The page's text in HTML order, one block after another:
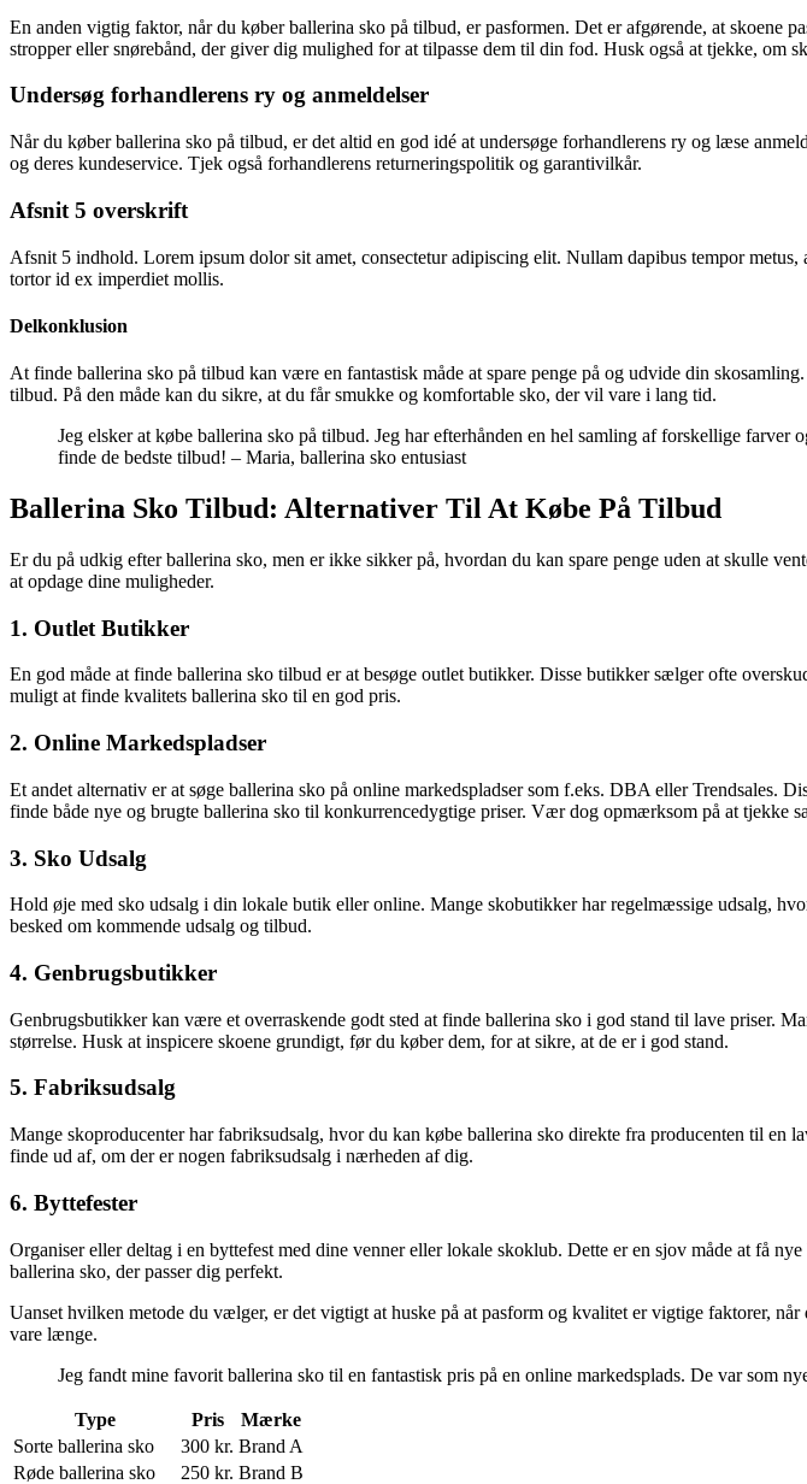
En anden vigtig faktor, når du køber ballerina sko på tilbud, er pasformen. Det er afgørende, at skoene
stropper eller snørebånd, der giver dig mulighed for at tilpasse dem til din fod. Husk også at tjekke, om
Undersøg forhandlerens ry og anmeldelser
Når du køber ballerina sko på tilbud, er det altid en god idé at undersøge forhandlerens ry og læse
og deres kundeservice. Tjek også forhandlerens returneringspolitik og garantivilkår.
Afsnit 5 overskrift
Afsnit 5 indhold. Lorem ipsum dolor sit amet, consectetur adipiscing elit. Nullam dapibus tempor
tortor id ex imperdiet mollis.
Delkonklusion
At finde ballerina sko på tilbud kan være en fantastisk måde at spare penge på og udvide din
tilbud. På den måde kan du sikre, at du får smukke og komfortable sko, der vil vare i lang tid.
Jeg elsker at købe ballerina sko på tilbud. Jeg har efterhånden en hel samling af forskellige
finde de bedste tilbud! – Maria, ballerina sko entusiast
Ballerina Sko Tilbud: Alternativer Til At Købe På Tilbud
Er du på udkig efter ballerina sko, men er ikke sikker på, hvordan du kan spare penge uden at skulle
at opdage dine muligheder.
1. Outlet Butikker
En god måde at finde ballerina sko tilbud er at besøge outlet butikker. Disse butikker sælger ofte
muligt at finde kvalitets ballerina sko til en god pris.
2. Online Markedspladser
Et andet alternativ er at søge ballerina sko på online markedspladser som f.eks. DBA eller Trendsales.
finde både nye og brugte ballerina sko til konkurrencedygtige priser. Vær dog opmærksom på at tjekke
3. Sko Udsalg
Hold øje med sko udsalg i din lokale butik eller online. Mange skobutikker har regelmæssige udsalg,
besked om kommende udsalg og tilbud.
4. Genbrugsbutikker
Genbrugsbutikker kan være et overraskende godt sted at finde ballerina sko i god stand til lave priser.
størrelse. Husk at inspicere skoene grundigt, før du køber dem, for at sikre, at de er i god stand.
5. Fabriksudsalg
Mange skoproducenter har fabriksudsalg, hvor du kan købe ballerina sko direkte fra producenten til
finde ud af, om der er nogen fabriksudsalg i nærheden af dig.
6. Byttefester
Organiser eller deltag i en byttefest med dine venner eller lokale skoklub. Dette er en sjov måde at få
ballerina sko, der passer dig perfekt.
Uanset hvilken metode du vælger, er det vigtigt at huske på at pasform og kvalitet er vigtige faktorer,
vare længe.
Jeg fandt mine favorit ballerina sko til en fantastisk pris på en online markedsplads. De var som
Type Pris
Mærke
Sorte ballerina sko
300 kr. Brand A
Røde ballerina sko
250 kr. Brand B